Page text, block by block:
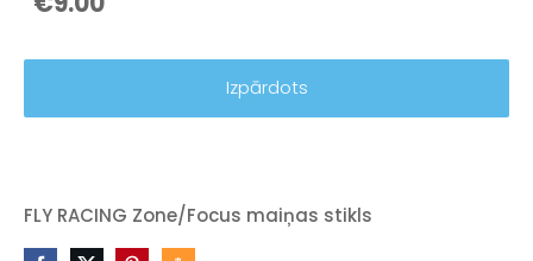
Izpārdots
FLY RACING Zone/Focus maiņas stikls